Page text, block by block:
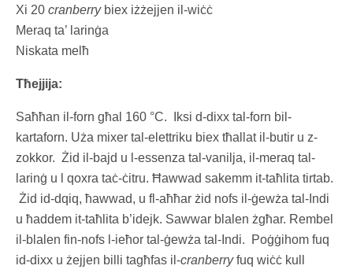
Xi 20 cranberrybiex iżżejjen il-wiċċ
Meraq ta’ larinġa
Niskata melħ
Tħejjija:
Saħħan il-forn għal 160 °C. Iksi d-dixx tal-forn bil-
kartaforn. Uża mixer tal-elettriku biex tħallat il-butir u z-
zokkor. Żid il-bajd u l-essenza tal-vanilja, il-meraq tal-
larinġ u l qoxra taċ-ċitru. Ħawwad sakemm it-taħlita tirtab.
Żid id-dqiq, ħawwad, u fl-aħħar żid nofs il-ġewża tal-Indi
u ħaddem it-taħlita b’idejk. Sawwar blalen żgħar. Rembel
il-blalen fin-nofs l-ieħor tal-ġewża tal-Indi. Poġġihom fuq
id-dixx u żejjen billi tagħfas il-cranberryfuq wiċċ kull